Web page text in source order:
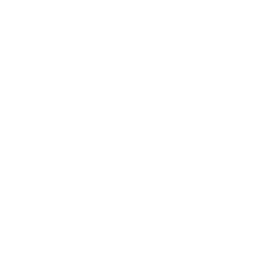
Arasa. Leia nossos conteúdos!
Arasa. Leia nossos conteúdos!